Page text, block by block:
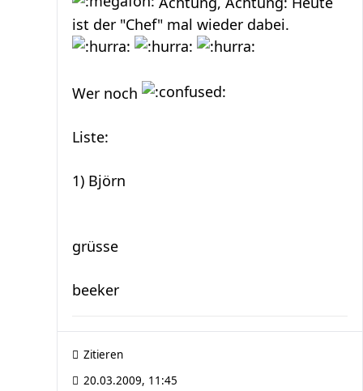
ist der "Chef" mal wieder dabei.
Wer noch
Liste:
1) Björn
grüsse
beeker
Zitieren
20.03.2009, 11:45